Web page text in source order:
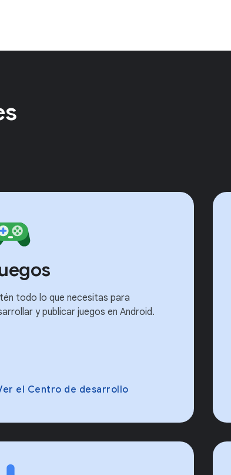
todo lo que necesitas para
y publicar juegos en Android.
el Centro de desarrollo